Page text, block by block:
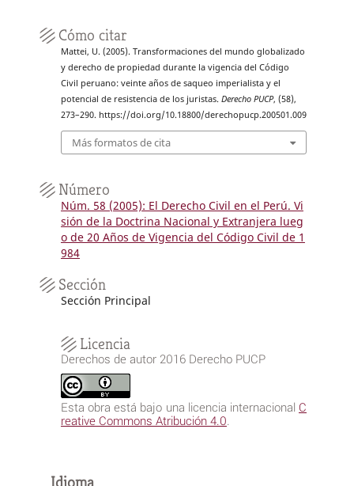
Cómo citar
Mattei, U. (2005). Transformaciones del mundo globalizado
y derecho de propiedad durante la vigencia del Código
Civil peruano: veinte años de saqueo imperialista y el
potencial de resistencia de los juristas. Derecho PUCP, (58),
273–290. https://doi.org/10.18800/derechopucp.200501.009
Más formatos de cita
Número
Núm. 58 (2005): El Derecho Civil en el Perú. Vi
sión de la Doctrina Nacional y Extranjera lueg
o de 20 Años de Vigencia del Código Civil de 1
984
Sección
Sección Principal
Licencia
Derechos de autor 2016 Derecho PUCP
Esta obra está bajo una licencia internacional C
reative Commons Atribución 4.0.